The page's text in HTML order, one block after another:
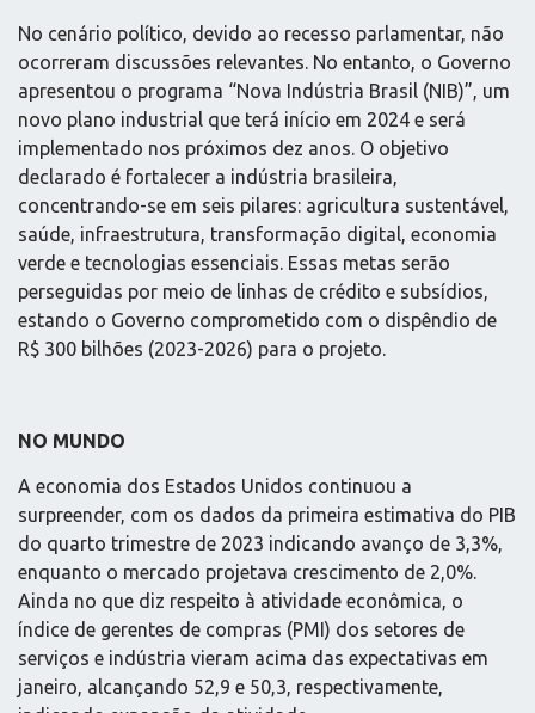
No cenário político, devido ao recesso parlamentar, não
ocorreram discussões relevantes. No entanto, o Governo
apresentou o programa “Nova Indústria Brasil (NIB)”, um
novo plano industrial que terá início em 2024 e será
implementado nos próximos dez anos. O objetivo
declarado é fortalecer a indústria brasileira,
concentrando-se em seis pilares: agricultura sustentável,
saúde, infraestrutura, transformação digital, economia
verde e tecnologias essenciais. Essas metas serão
perseguidas por meio de linhas de crédito e subsídios,
estando o Governo comprometido com o dispêndio de
R$ 300 bilhões (2023-2026) para o projeto.
NO MUNDO
A economia dos Estados Unidos continuou a
surpreender, com os dados da primeira estimativa do PIB
do quarto trimestre de 2023 indicando avanço de 3,3%,
enquanto o mercado projetava crescimento de 2,0%.
Ainda no que diz respeito à atividade econômica, o
índice de gerentes de compras (PMI) dos setores de
serviços e indústria vieram acima das expectativas em
janeiro, alcançando 52,9 e 50,3, respectivamente,